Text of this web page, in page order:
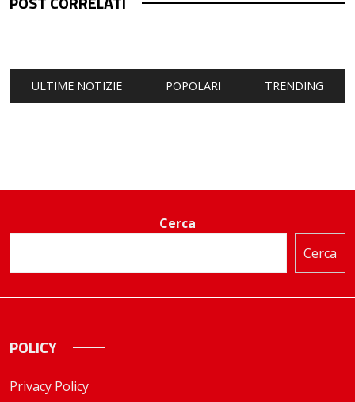
ULTIME NOTIZIE POPOLARI TRENDING
Cerca
Cerca
POLICY
Privacy Policy